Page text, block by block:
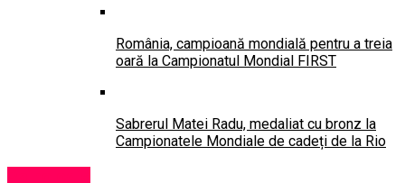
România, campioană mondială pentru a treia
oară la Campionatul Mondial FIRST
Sabrerul Matei Radu, medaliat cu bronz la
Campionatele Mondiale de cadeți de la Rio